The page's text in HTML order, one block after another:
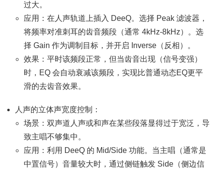
过大。
应用：在人声轨道上插入 DeeQ。选择 Peak 滤波器，
将频率对准刺耳的齿音频段（通常 4kHz-8kHz）。选
择 Gain 作为调制目标，并开启 Inverse（反相）。
效果：平时该频段正常，但当齿音出现（信号变强）
时，EQ 会自动衰减该频段，实现比普通动态EQ更平
滑的去齿音效果。
人声的立体声宽度控制：
场景：双声道人声或和声在某些段落显得过于宽泛，导
致主唱不够集中。
应用：利用 DeeQ 的 Mid/Side 功能。当主唱（通常是
中置信号）音量较大时，通过侧链触发 Side（侧边信